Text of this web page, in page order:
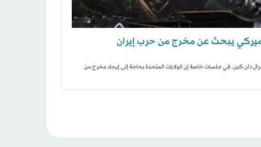
يبحث عن مخرج من حرب إيران
دان كين، في جلسات خاصة إن الولايات المتحدة بحاجة إلى إيجاد مخرج من